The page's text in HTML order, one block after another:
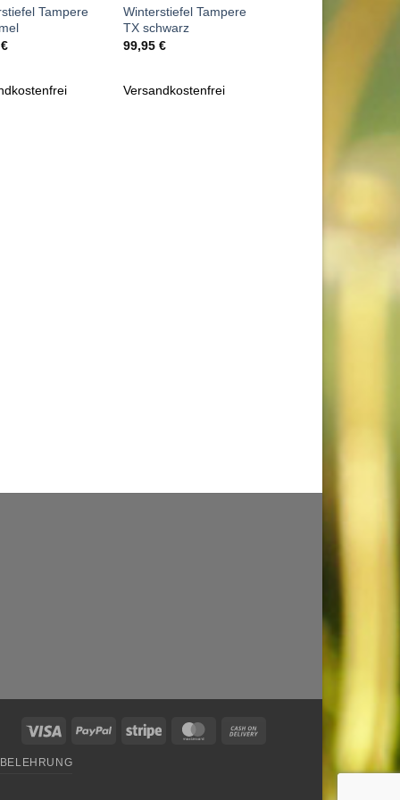
Tampere
€
Winterstiefel Tampere
TX schwarz
99,95€
Versandkostenfrei
Visa PayPal Stripe MasterCard